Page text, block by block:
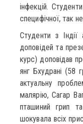
інфекцій.
специфічної, так
Студенти з Індії
доповідей та
курс) доповідав
янг Бхудрані (58
актуальну
малярію, Cагар
пташиний грип
шокувала всіх